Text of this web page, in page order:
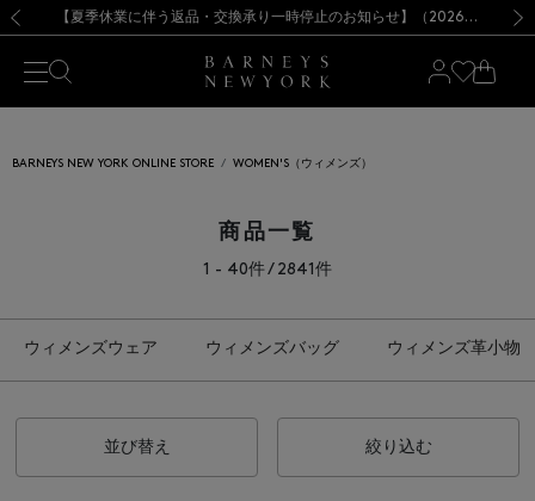
新規登録のお客様も対象！＜MY BARNEYS＞会員のお客様は11,000円（税込）以上のお買上げで常時送料無料！お買い物の際は会員登録を！
【夏季休業に伴う出荷一時停止のお知らせ】(2026.8.7) 【オンラインストア カスタマーセンター夏季休業に関するお知らせ】（2026.8.7）【夏季休業に伴う返品・交換承り一時停止のお知らせ】（2026.8.5）
熊本県を中心とした地震の影響によるお荷物のお届けについて
【開催中】SUMMER SALEのご案内・ご注意事項 新規登録のお客様も対象！＜MY BARNEYS＞会員のお客様は11,000円（税込）以上のお買上げで常時送料無料！お買い物の際は会員登録を！
【夏季休業に伴う出荷一時停止のお知らせ】(2026.8.7)
BARNEYS NEW YORK ONLINE STORE WOMEN'S（ウィメンズ）
商品一覧
1 - 40件 / 2841件
ウィメンズウェア ウィメンズバッグ ウィメンズ革小物
並び替え 絞り込む